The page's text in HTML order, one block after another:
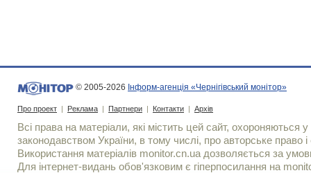
© 2005-2026 Інформ-агенція «Чернігівський монітор»
Про проект | Реклама | Партнери | Контакти | Архів
Всі права на матеріали, які містить цей сайт, охороняються у
законодавством України, в тому числі, про авторське право і
Використання матерiалiв monitor.cn.ua дозволяється за
Для iнтернет-видань обов'язковим є гiперпосилання на